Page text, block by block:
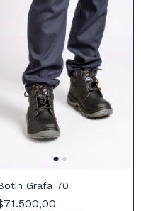
Grafa 70